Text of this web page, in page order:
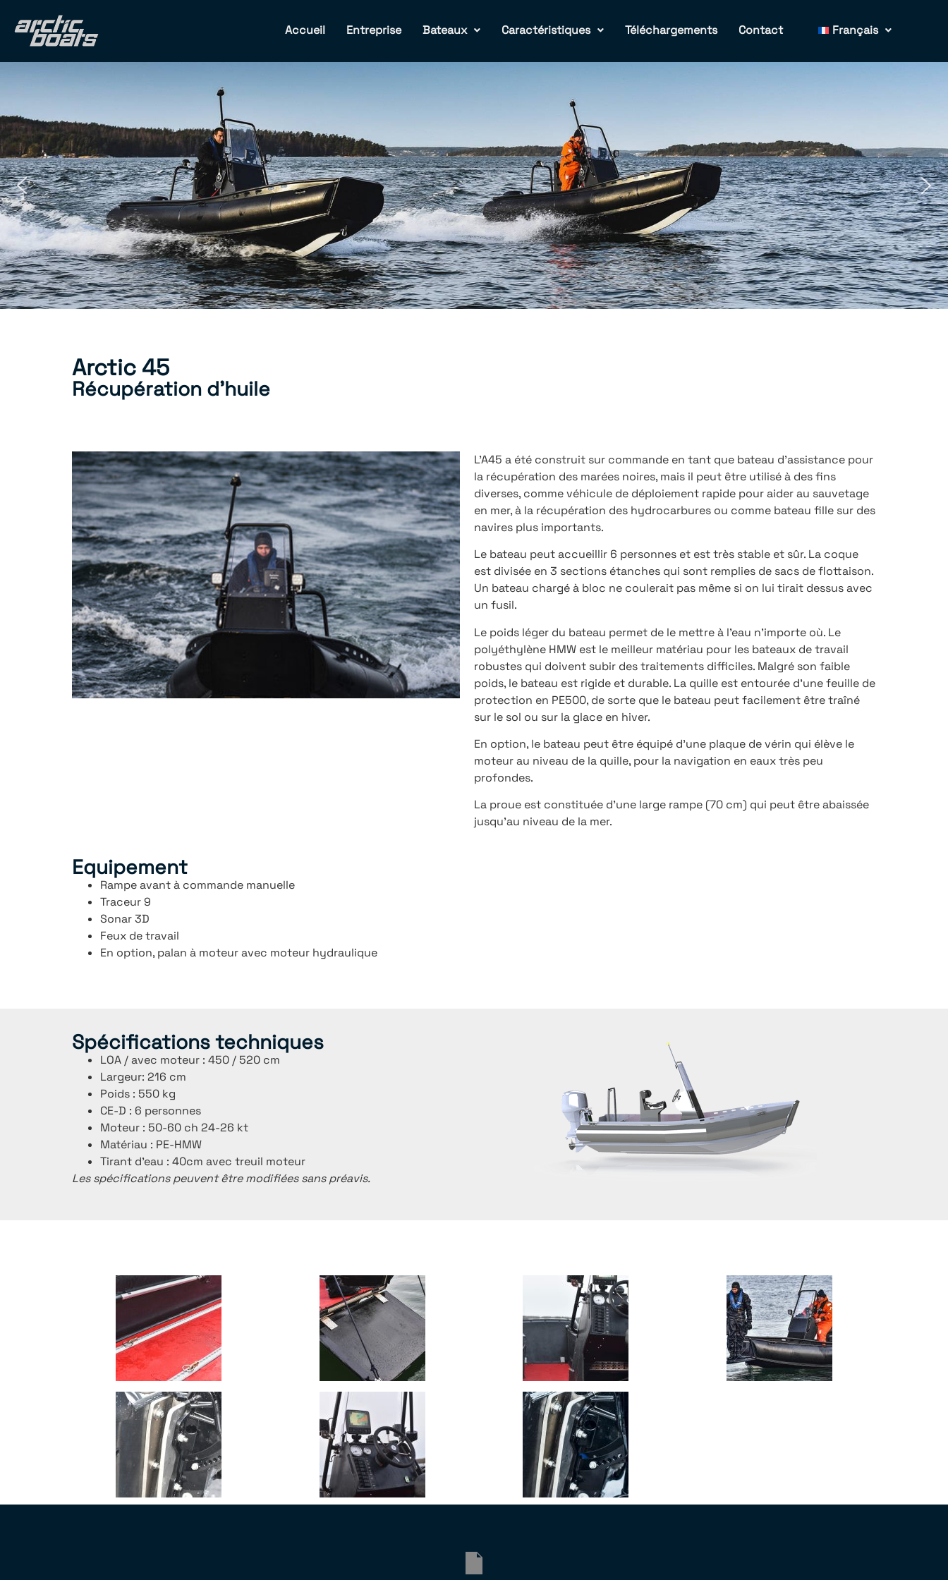
Accueil Entreprise Bateaux Caractéristiques Téléchargements Contact Français
Arctic 45
Récupération d'huile
L’A45 a été construit sur commande en tant que bateau d’assistance pour
la récupération des marées noires, mais il peut être utilisé à des fins
diverses, comme véhicule de déploiement rapide pour aider au sauvetage
en mer, à la récupération des hydrocarbures ou comme bateau fille sur des
navires plus importants.
Le bateau peut accueillir 6 personnes et est très stable et sûr. La coque
est divisée en 3 sections étanches qui sont remplies de sacs de flottaison.
Un bateau chargé à bloc ne coulerait pas même si on lui tirait dessus avec
un fusil.
Le poids léger du bateau permet de le mettre à l’eau n’importe où. Le
polyéthylène HMW est le meilleur matériau pour les bateaux de travail
robustes qui doivent subir des traitements difficiles. Malgré son faible
poids, le bateau est rigide et durable. La quille est entourée d’une feuille de
protection en PE500, de sorte que le bateau peut facilement être traîné
sur le sol ou sur la glace en hiver.
En option, le bateau peut être équipé d’une plaque de vérin qui élève le
moteur au niveau de la quille, pour la navigation en eaux très peu
profondes.
La proue est constituée d’une large rampe (70 cm) qui peut être abaissée
jusqu’au niveau de la mer.
Equipement
Rampe avant à commande manuelle
Traceur 9
Sonar 3D
Feux de travail
En option, palan à moteur avec moteur hydraulique
Spécifications techniques
LOA / avec moteur : 450 / 520 cm
Largeur: 216 cm
Poids : 550 kg
CE-D : 6 personnes
Moteur : 50-60 ch 24-26 kt
Matériau : PE-HMW
Tirant d’eau : 40cm avec treuil moteur
Les spécifications peuvent être modifiées sans préavis.